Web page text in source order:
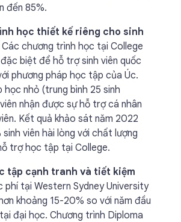
đến 85%.
học thiết kế riêng cho sinh
Các chương trình học tại College
biệt để hỗ trợ sinh viên quốc
phương pháp học tập của Úc.
học nhỏ (trung bình 25 sinh
nhận được sự hỗ trợ cá nhân
Kết quả khảo sát năm 2022
viên hài lòng với chất lượng
trợ học tập tại College.
tập cạnh tranh và tiết kiệm
phí tại Western Sydney University
khoảng 15-20% so với năm đầu
đại học. Chương trình Diploma